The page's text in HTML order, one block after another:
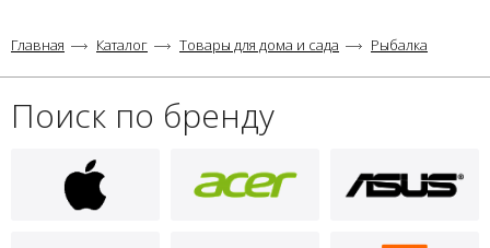
Главная Каталог Товары для дома и сада Рыбалка
Поиск по бренду